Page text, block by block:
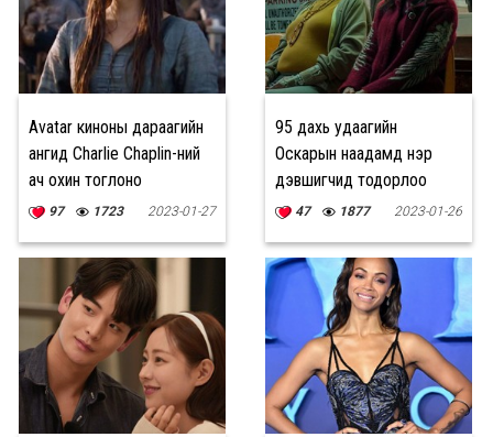
Avatar киноны дараагийн
ангид Charlie Chaplin-ний
ач охин тоглоно
97 1723 2023-01-27
95 дахь удаагийн
Оскарын наадамд нэр
дэвшигчид тодорлоо
47 1877 2023-01-26